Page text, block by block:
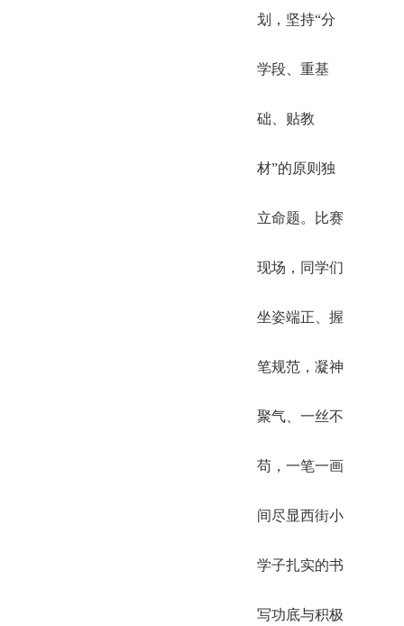
划，坚持“分
学段、重基
础、贴教
材”的原则独
立命题。比赛
现场，同学们
坐姿端正、握
笔规范，凝神
聚气、一丝不
苟，一笔一画
间尽显西街小
学子扎实的书
写功底与积极